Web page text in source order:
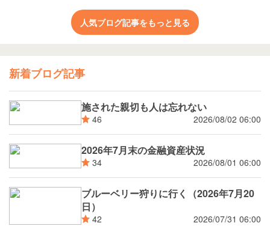
人気ブログ記事をもっと見る
新着ブログ記事
施された親切も人は忘れない
46 2026/08/02 06:00
2026年7月末の金融資産状況
34 2026/08/01 06:00
ブルーベリー狩りに行く（2026年7月20
日）
42 2026/07/31 06:00